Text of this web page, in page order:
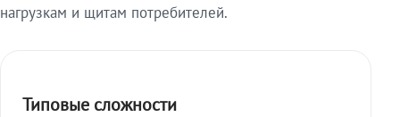
нагрузкам и щитам потребителей.
Типовые сложности